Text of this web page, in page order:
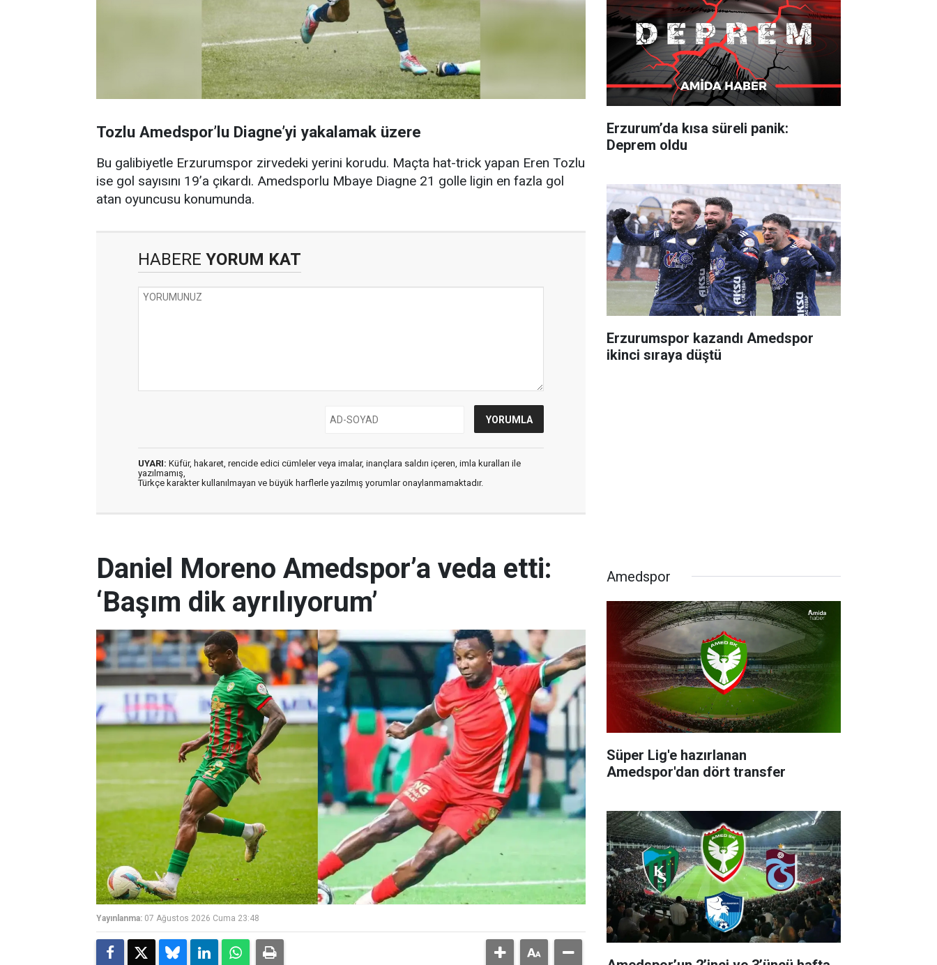
Tozlu Amedspor’lu Diagne’yi yakalamak üzere
Bu galibiyetle Erzurumspor zirvedeki yerini korudu. Maçta hat-trick yapan Eren Tozlu
ise gol sayısını 19’a çıkardı. Amedsporlu Mbaye Diagne 21 golle ligin en fazla gol
atan oyuncusu konumunda.
HABERE YORUM KAT
UYARI: Küfür, hakaret, rencide edici cümleler veya imalar, inançlara saldırı içeren, imla kuralları ile
yazılmamış,
Türkçe karakter kullanılmayan ve büyük harflerle yazılmış yorumlar onaylanmamaktadır.
Erzurum’da kısa süreli panik:
Deprem oldu
Erzurumspor kazandı Amedspor
ikinci sıraya düştü
Daniel Moreno Amedspor’a veda etti:
‘Başım dik ayrılıyorum’
Yayınlanma: 07 Ağustos 2026 Cuma 23:48
Amedspor
Süper Lig'e hazırlanan
Amedspor'dan dört transfer